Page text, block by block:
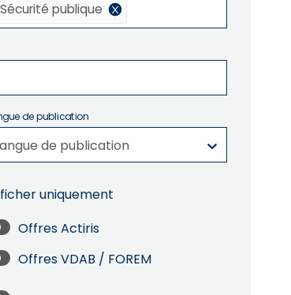
Sécurité publique
de publication
de publication
uniquement
Offres Actiris
Offres VDAB / FOREM